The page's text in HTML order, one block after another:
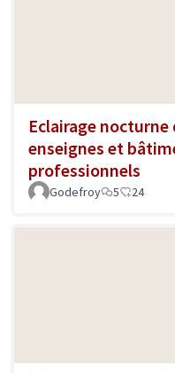
Eclairage
enseignes et
professionnels
Godefroy 5 24